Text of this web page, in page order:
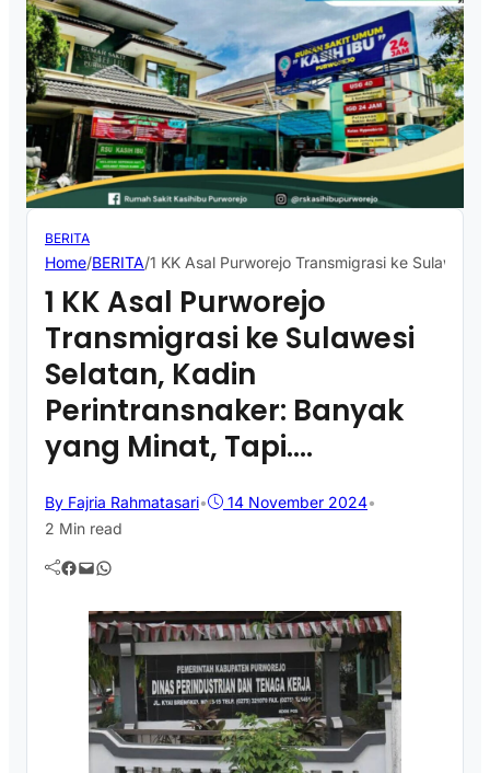
BERITA
Home/BERITA/1 KK Asal Purworejo Transmigrasi ke
1 KK Asal Purworejo
Transmigrasi ke Sulawesi
Selatan, Kadin
Perintransnaker: Banyak
yang Minat, Tapi….
By Fajria Rahmatasari• 14 November 2024•
2 Min read
Facebook Mail WhatsApp